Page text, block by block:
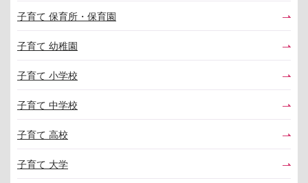
子育て 保育所・保育園
子育て 幼稚園
子育て 小学校
子育て 中学校
子育て 高校
子育て 大学